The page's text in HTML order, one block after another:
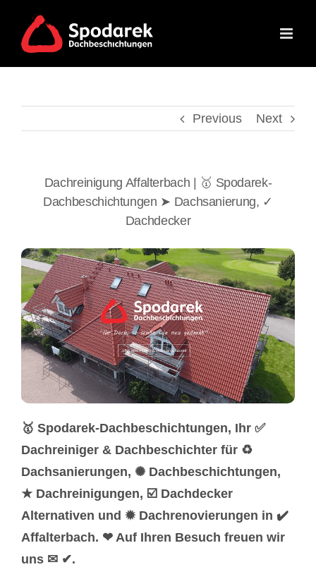
content
Previous Next
Dachreinigung Affalterbach | 🥇 Spodarek-
Dachbeschichtungen ➤ Dachsanierung, ✓
Dachdecker
🥇 Spodarek-Dachbeschichtungen, Ihr ✅
Dachreiniger & Dachbeschichter für ♻
Dachsanierungen, ✺ Dachbeschichtungen,
★ Dachreinigungen, ☑️ Dachdecker
Alternativen und ✹ Dachrenovierungen in ✔️
Affalterbach. ❤ Auf Ihren Besuch freuen wir
uns ✉ ✔.